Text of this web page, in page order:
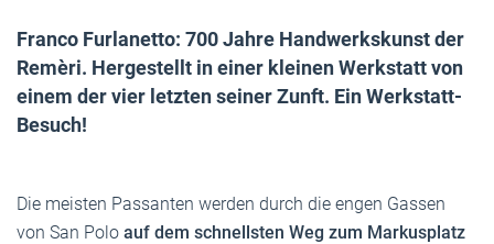
Franco Furlanetto: 700 Jahre Handwerkskunst der
Remèri. Hergestellt in einer kleinen Werkstatt von
einem der vier letzten seiner Zunft. Ein Werkstatt-
Besuch!
Die meisten Passanten werden durch die engen Gassen
von San Polo auf dem schnellsten Weg zum Markusplatz